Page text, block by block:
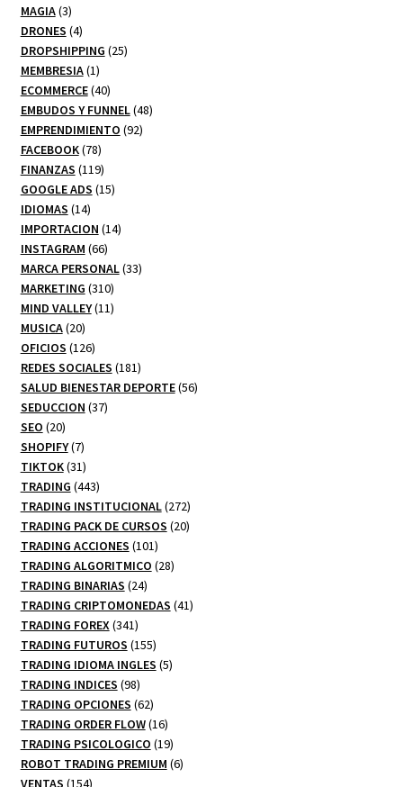
MAGIA 33
productos
DRONES 44
productos
DROPSHIPPING 2525
MEMBRESIA 11
producto
ECOMMERCE 4040
productos
EMBUDOS Y FUNNEL 4848
EMPRENDIMIENTO 9292
FACEBOOK 7878
productos
FINANZAS 119119
productos
GOOGLE ADS 1515
IDIOMAS 1414
productos
IMPORTACION 1414
INSTAGRAM 6666
productos
MARCA PERSONAL 3333
MARKETING 310310
productos
MIND VALLEY 1111
MUSICA 2020
productos
OFICIOS 126126
productos
REDES SOCIALES 181181
productos
SALUD BIENESTAR DEPORTE 5656
SEDUCCION 3737
SEO 2020
productos
SHOPIFY 77
productos
TIKTOK 3131
productos
TRADING 443443
productos
TRADING INSTITUCIONAL 272272
productos
TRADING PACK DE CURSOS 2020
TRADING ACCIONES 101101
productos
TRADING ALGORITMICO 2828
TRADING BINARIAS 2424
productos
TRADING CRIPTOMONEDAS 4141
TRADING FOREX 341341
productos
TRADING FUTUROS 155155
productos
TRADING IDIOMA INGLES 55
TRADING INDICES 9898
productos
TRADING OPCIONES 6262
productos
TRADING ORDER FLOW 1616
productos
TRADING PSICOLOGICO 1919
productos
ROBOT TRADING PREMIUM 66
VENTAS 154154